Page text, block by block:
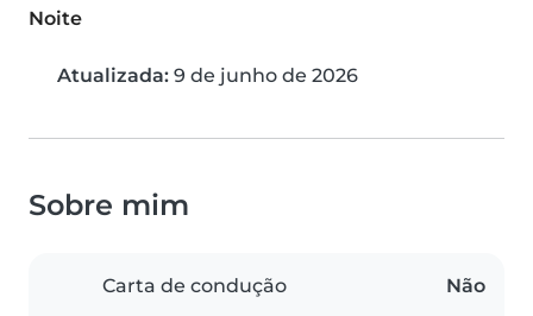
Noite
Atualizada: 9 de junho de 2026
Sobre mim
Carta de condução Não